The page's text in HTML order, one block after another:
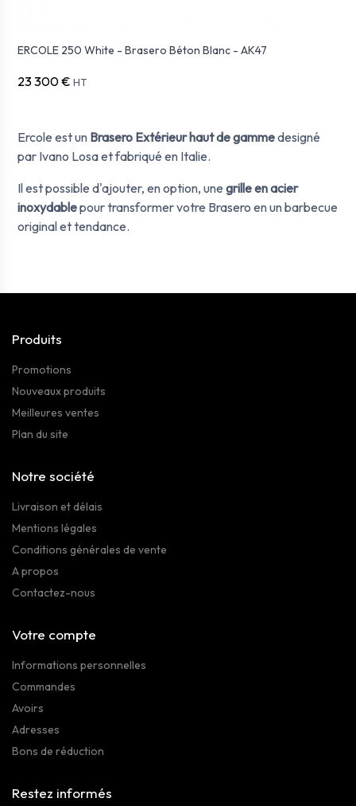
Ercole est un Brasero Extérieur haut de gammedesigné
par Ivano Losa et fabriqué en Italie.
Il est possible d'ajouter, en option, unegrille en acier
inoxydablepour transformer votre Brasero en un barbecue
original et tendance.
ERCOLE 250 White - Brasero Béton Blanc - AK47
23 300 € HT
Produits
Promotions
Nouveaux produits
Meilleures ventes
Plan du site
Notre société
Livraison et délais
Mentions légales
Conditions générales de vente
A propos
Contactez-nous
Votre compte
Informations personnelles
Commandes
Avoirs
Adresses
Bons de réduction
Restez informés